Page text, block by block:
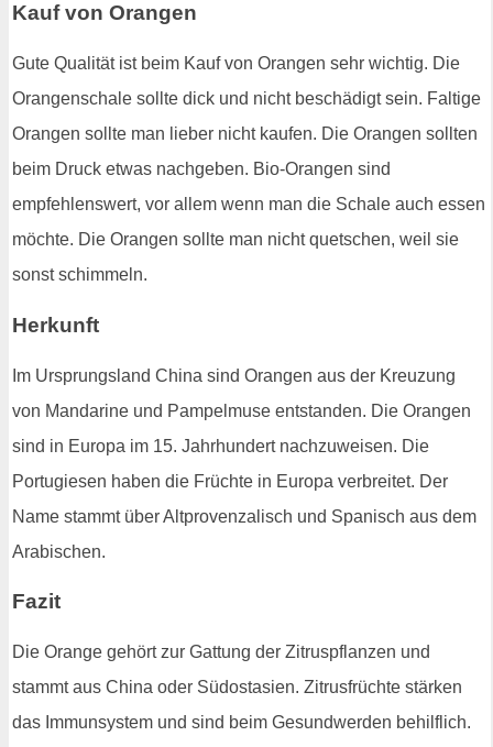
Kauf von Orangen
Gute Qualität ist beim Kauf von Orangen sehr wichtig. Die
Orangenschale sollte dick und nicht beschädigt sein. Faltige
Orangen sollte man lieber nicht kaufen. Die Orangen sollten
beim Druck etwas nachgeben. Bio-Orangen sind
empfehlenswert, vor allem wenn man die Schale auch essen
möchte. Die Orangen sollte man nicht quetschen, weil sie
sonst schimmeln.
Herkunft
Im Ursprungsland China sind Orangen aus der Kreuzung
von Mandarine und Pampelmuse entstanden. Die Orangen
sind in Europa im 15. Jahrhundert nachzuweisen. Die
Portugiesen haben die Früchte in Europa verbreitet. Der
Name stammt über Altprovenzalisch und Spanisch aus dem
Arabischen.
Fazit
Die Orange gehört zur Gattung der Zitruspflanzen und
stammt aus China oder Südostasien. Zitrusfrüchte stärken
das Immunsystem und sind beim Gesundwerden behilflich.